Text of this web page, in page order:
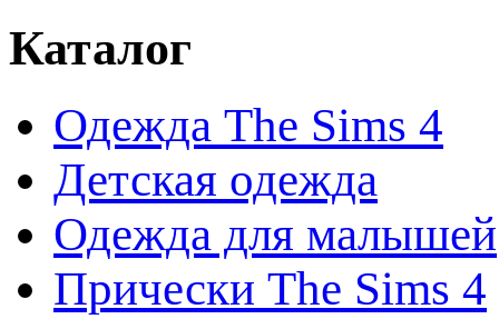
Каталог
Одежда The Sims 4
Детская одежда
Одежда для малышей
Прически The Sims 4